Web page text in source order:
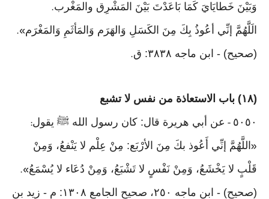
وَبَيْنَ خَطايَايَ كَمَا بَاعَدْتَ بَيْنَ المَشْرِق والمَغْرب.
الَلَّهُمَّ إنِّي أعُوذُ بِكَ مِنَ الكَسَلِ وَالهَرَم وَالمَأثَمِ وَالمَغْرَم».
(صحيح) - ابن ماجه ٣٨٣٨: ق .
(١٨) باب الاستعاذة من نفس لا تشبع
٥٠٥٠ - عن أبي هريرة قال: كان رسول الله ﷺ يقول:
« اللَّهُمَّ إنِّي أَعُوذ بكَ مِنَ الأرْبَع: مِنْ عِلْم لا يَنْفعُ، وَمِنْ
قَلْبٍ لا يَخْشَعُ، وَمِنْ نَفْسٍ لا تَشْبَعُ، وَمِنْ دُعَاء لا يُسْمَعُ».
(صحيح) - ابن ماجه ٢٥٠، صحيح الجامع ١٣٠٨: م - زيد بن